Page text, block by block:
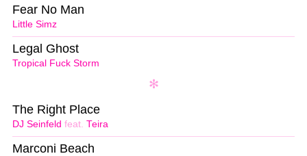
Little Simz
Fear No Man
Tropical Fuck Storm
Legal Ghost
DJ Seinfeld feat. Teira
The Right Place
Marconi Beach